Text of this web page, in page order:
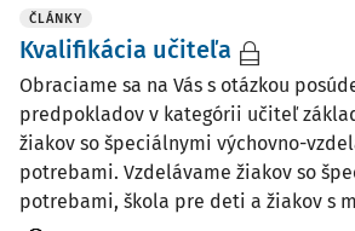
ČLÁNKY
Kvalifikácia učiteľa
Obraciame sa na Vás s otázkou
predpokladov v kategórii učiteľ
žiakov so špeciálnymi výchovno-
potrebami. Vzdelávame žiakov so
potrebami, škola pre deti a žiakov s